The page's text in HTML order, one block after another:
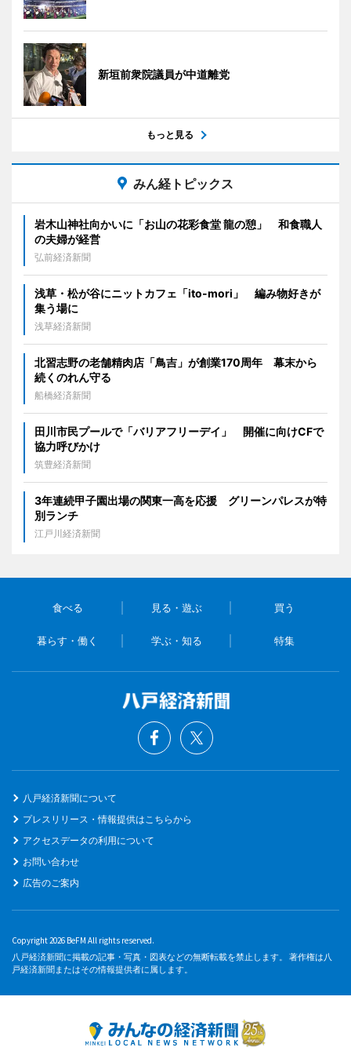
新垣前衆院議員が中道離党
もっと見る
みん経トピックス
岩木山神社向かいに「お山の花彩食堂 龍の憩」 和食職人
の夫婦が経営
弘前経済新聞
浅草・松が谷にニットカフェ「ito-mori」 編み物好きが
集う場に
浅草経済新聞
北習志野の老舗精肉店「鳥吉」が創業170周年 幕末から
続くのれん守る
船橋経済新聞
田川市民プールで「バリアフリーデイ」 開催に向けCFで
協力呼びかけ
筑豊経済新聞
3年連続甲子園出場の関東一高を応援 グリーンパレスが特
別ランチ
江戸川経済新聞
食べる 見る・遊ぶ 買う
暮らす・働く 学ぶ・知る 特集
八戸経済新聞について
プレスリリース・情報提供はこちらから
アクセスデータの利用について
お問い合わせ
広告のご案内
Copyright 2026 BeFM All rights reserved.
八戸経済新聞に掲載の記事・写真・図表などの無断転載を禁止します。 著作権は八
戸経済新聞またはその情報提供者に属します。